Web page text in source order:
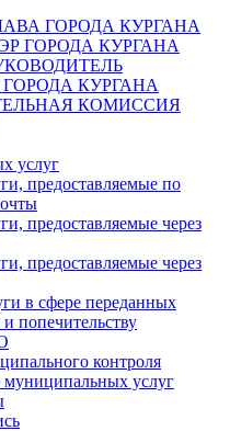
ГОРОДА КУРГАНА
ГОРОДА КУРГАНА
КУРГАНА
КОМИССИЯ
услуг
предоставляемые по
предоставляемые через
предоставляемые через
в сфере переданных
попечительству
контроля
муниципальных услуг